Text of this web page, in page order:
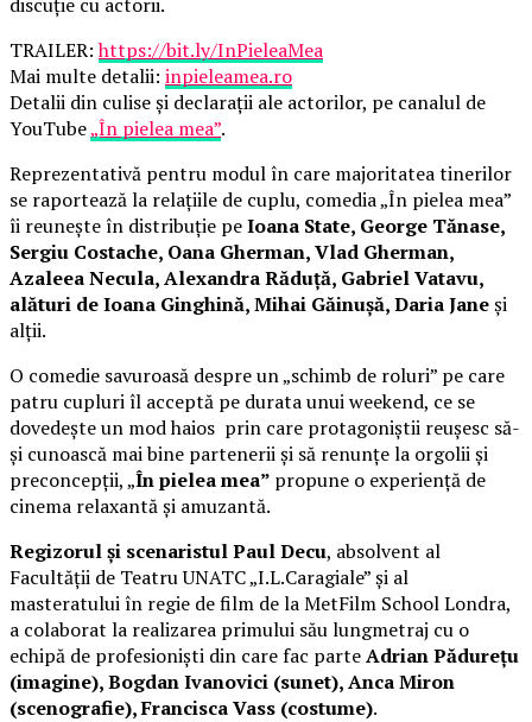
TRAILER:https://bit.ly/InPieleaMea
Mai multe detalii: inpieleamea.ro
Detalii din culise și declarații ale actorilor, pe canalul de
YouTube„În pielea mea”.
Reprezentativă pentru modul în care majoritatea tinerilor
se raportează la relațiile de cuplu, comedia „În pielea mea”
îi reunește în distribuție peIoana State, George Tănase,
Sergiu Costache, Oana Gherman, Vlad Gherman,
Azaleea Necula, Alexandra Răduță, Gabriel Vatavu,
alături de Ioana Ginghină, Mihai Găinușă, Daria Janeși
alții.
O comedie savuroasă despre un „schimb de roluri” pe care
patru cupluri îl acceptă pe durata unui weekend, ce se
dovedește un mod haios prin care protagoniștii reușesc să-
și cunoască mai bine partenerii și să renunțe la orgolii și
preconcepții, „În pielea mea” propune o experiență de
cinema relaxantă și amuzantă.
Regizorul și scenaristul Paul Decu, absolvent al
Facultății de Teatru UNATC „I.L.Caragiale” și al
masteratului în regie de film de la MetFilm School Londra,
a colaborat la realizarea primului său lungmetraj cu o
echipă de profesioniști din care fac parteAdrian Pădurețu
(imagine), Bogdan Ivanovici (sunet), Anca Miron
(scenografie), Francisca Vass (costume).